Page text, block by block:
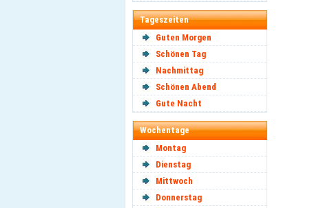
Tageszeiten
Guten Morgen
Schönen Tag
Nachmittag
Schönen Abend
Gute Nacht
Wochentage
Montag
Dienstag
Mittwoch
Donnerstag